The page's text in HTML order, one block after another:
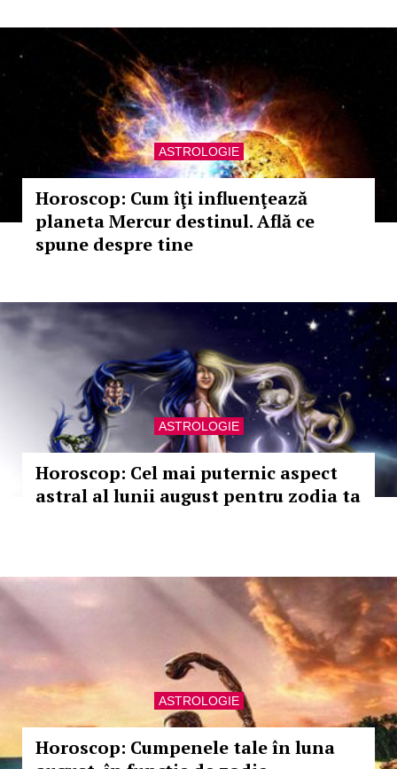
ASTROLOGIE
Horoscop: Cum îţi influenţează
planeta Mercur destinul. Află ce
spune despre tine
ASTROLOGIE
Horoscop: Cel mai puternic aspect
astral al lunii august pentru zodia ta
ASTROLOGIE
Horoscop: Cumpenele tale în luna